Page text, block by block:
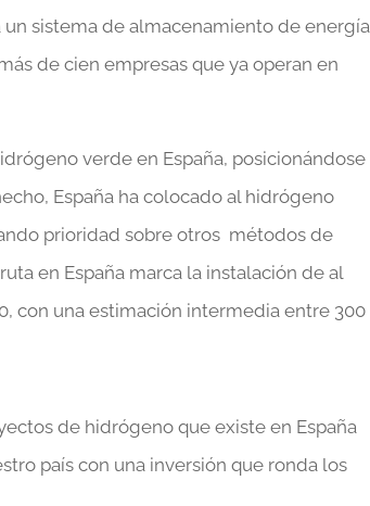
sistema de almacenamiento de
de cien empresas que ya operan en
verde en España, posicionándose
España ha colocado al hidrógeno
prioridad sobre otros métodos de
en España marca la instalación de al
con una estimación intermedia entre 300
de hidrógeno que existe en España
país con una inversión que ronda los